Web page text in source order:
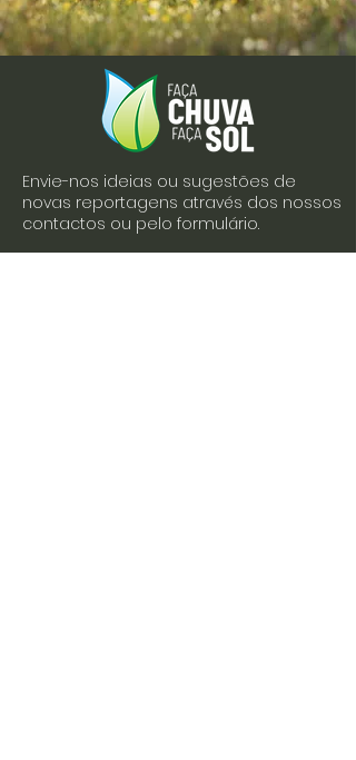
Envie-nos ideias ou sugestões de
novas reportagens através dos nossos
contactos ou pelo formulário.